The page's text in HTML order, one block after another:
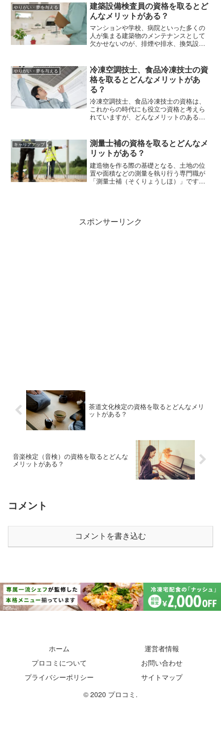
説します。
やりがい・夢を与える
建築設備検査員の資格を取るとど
んなメリットがある？
マンションや学校、病院といった多くの
人が集まる建築物のメンテナンスとして
欠かせないのが、排煙や排水、換気設備
築設備検査員」について、仕事内容や資
格取得方法を紹介していきます。
やりがい・夢を与える
冷凍空調技士、食品冷凍技士の資
格を取るとどんなメリットがあ
る？
冷凍空調技士、食品冷凍技士の資格は、
これからの時代にも役立つ資格と考えら
れていますが、どんなメリットのある資
範囲、受験資格、受験費用などを解説し
ます。
キャリアアップ
測量士補の資格を取るとどんなメ
リットがある？
建造物を作る際の基礎となる、土地の位
置や面積などの測量を執り行う専門職が
「測量士補（そくりょうしほ）」です。
スポンサーリンク
茶道文化検定の資格を取るとどんなメリ
ットがある？
音楽検定（音検）の資格を取るとどんな
メリットがある？
コメント
コメントを書き込む
ホーム
運営者情報
プロコミについて
お問い合わせ
プライバシーポリシー
サイトマップ
© 2020 プロコミ.